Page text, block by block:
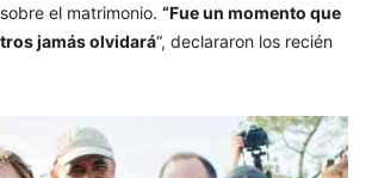
el matrimonio. “Fue un momento que
jamás olvidará“, declararon los recién